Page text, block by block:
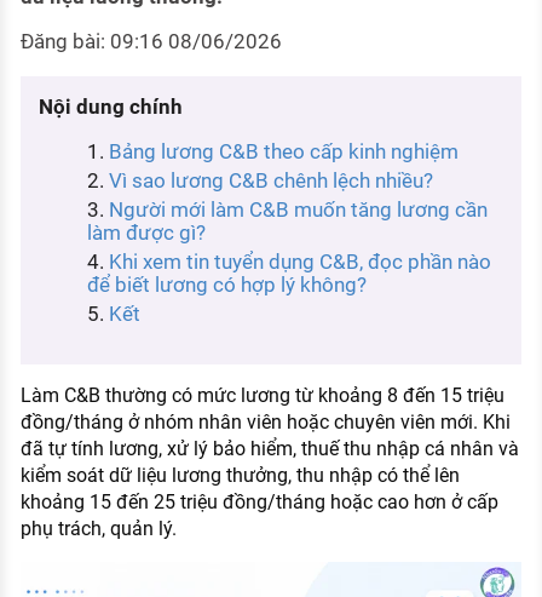
Nhà tuyển dụng hàng đầu
Hồ sơ biểu mẫu
KHÁM PHÁ NGHỀ NGHIỆP
Tử vi nghề nghiệp
Kỹ năng nghề nghiệp
HƯỚNG NGHIỆP VIỆC LÀM
Đặc trưng từng nghề
XÂY DỰNG VÀ PHÁT TRIỂN ĐỘI NGŨ
NHÂN SỰ
TUYỂN DỤNG VIỆC LÀM
Đăng bài: 09:16 08/06/2026
Nội dung chính
Bảng lương C&B theo cấp kinh nghiệm
Vì sao lương C&B chênh lệch nhiều?
Người mới làm C&B muốn tăng lương cần
làm được gì?
Khi xem tin tuyển dụng C&B, đọc phần nào
để biết lương có hợp lý không?
Kết
Làm C&B thường có mức lương từ khoảng 8 đến 15 triệu
đồng/tháng ở nhóm nhân viên hoặc chuyên viên mới. Khi
đã tự tính lương, xử lý bảo hiểm, thuế thu nhập cá nhân và
kiểm soát dữ liệu lương thưởng, thu nhập có thể lên
khoảng 15 đến 25 triệu đồng/tháng hoặc cao hơn ở cấp
phụ trách, quản lý.